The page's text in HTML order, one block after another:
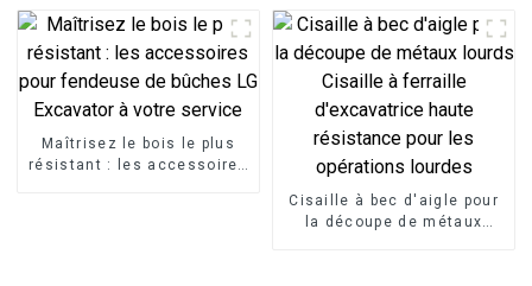
d'excavatrice conçu pour
une élimination puissante
et efficace des souches
Maîtrisez le bois le plus
résistant : les accessoires
Cisaille à bec d'aigle pour
la découpe de métaux